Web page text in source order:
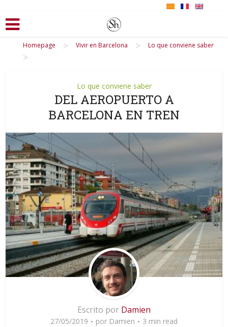
Homepage > Vivir en Barcelona > Lo que conviene saber
>
Lo que conviene saber
DEL AEROPUERTO A
BARCELONA EN TREN
Escrito por Damien
27/05/2019 por Damien 3 min read